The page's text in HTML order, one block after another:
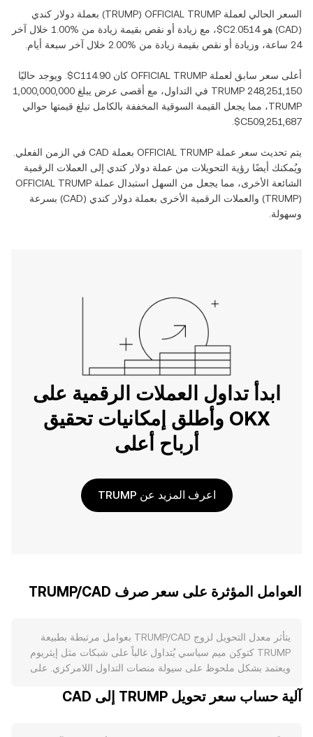
السعر الحالي لعملة ‏ OFFICIAL TRUMP
(‏
TRUMP) بعملة ‏ دولار كندي
(‏
CAD) هو ‏ ، مع زيادة أو نقص بقيمة ‏ زيادة من ‏
خلال آخر
24 ساعة، وزيادة أو نقص بقيمة ‏
زيادة من ‏ خلال آخر سبعة أيام.
أعلى سعر سابق لعملة ‏ OFFICIAL TRUMP كان ‏
. ويوجد حاليًا
في التداول، مع أقصى عرض يبلغ ‏
TRUMP‏، مما يجعل القيمة السوقية المخففة بالكامل تبلغ قيمتها حوالي
يتم تحديث سعر عملة ‏ OFFICIAL TRUMP بعملة ‏ CAD في الزمن الفعلي.
ويُمكنك أيضًا رؤية التحويلات من عملة ‏ دولار كندي إلى العملات الرقمية
الشائعة الأخرى، مما يجعل من السهل استبدال عملة ‏ OFFICIAL TRUMP
(‏
TRUMP) والعملات الرقمية الأخرى بعملة ‏ دولار كندي (‏
CAD) بسرعة
وسهولة.
ابدأ تداول العملات الرقمية على
OKX وأطلق إمكانيات تحقيق
أرباح أعلى
اعرف المزيد عن TRUMP
العوامل المؤثرة على سعر صرف TRUMP/CAD
يتأثر معدل التحويل لزوج TRUMP/CAD بعوامل مرتبطة بطبيعة
TRUMP كتوكِن ميم سياسي يُتداول غالباً على شبكات مثل إيثريوم
ويعتمد بشكل ملحوظ على سيولة منصات التداول اللامركزي. على
آلية حساب سعر تحويل TRUMP إلى CAD